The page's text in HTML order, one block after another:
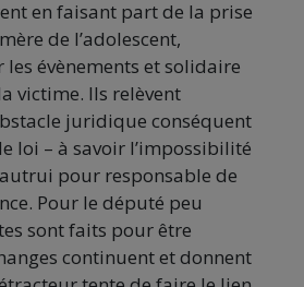
en faisant part de la prise
de l’adolescent,
les évènements et solidaire
victime. Ils relèvent
juridique conséquent
loi – à savoir l’impossibilité
pour responsable de
Pour le député peu
sont faits pour être
continuent et donnent